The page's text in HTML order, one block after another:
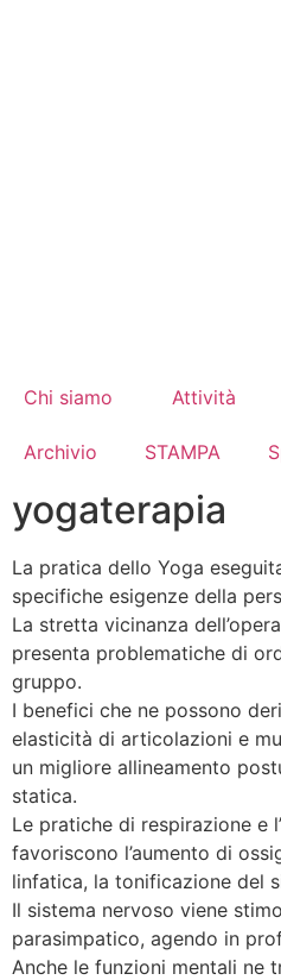
Chi siamo Attività
Archivio STAMPA
yogaterapia
La pratica dello Yoga
specifiche esigenze della
La stretta vicinanza
presenta problematiche di
gruppo.
I benefici che ne possono
elasticità di articolazioni e
un migliore allineamento
statica.
Le pratiche di respirazione e
favoriscono l’aumento di
linfatica, la tonificazione del
Il sistema nervoso viene
parasimpatico, agendo in
Anche le funzioni mentali ne